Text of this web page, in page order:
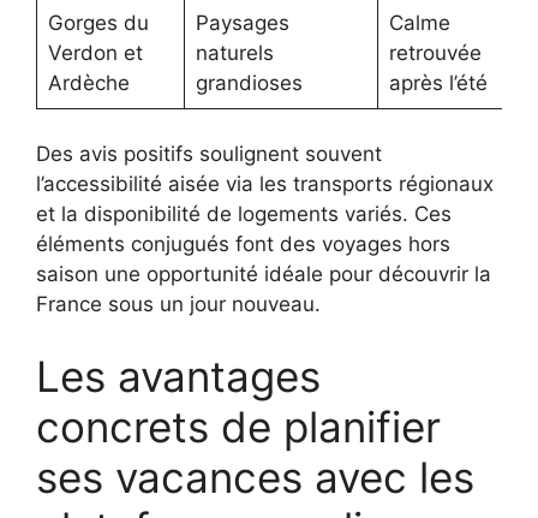
Gorges du
Verdon et
Ardèche
Paysages
naturels
grandioses
Calme
retrouvée
après l’été
Des avis positifs soulignent souvent
l’accessibilité aisée via les transports régionaux
et la disponibilité de logements variés. Ces
éléments conjugués font des voyages hors
saison une opportunité idéale pour découvrir la
France sous un jour nouveau.
Les avantages
concrets de planifier
ses vacances avec les